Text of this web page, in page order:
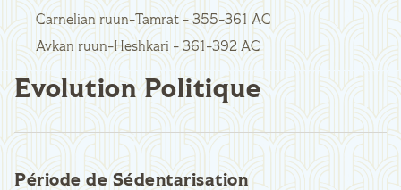
Carnelian ruun-Tamrat - 355-361 AC
Avkan ruun-Heshkari - 361-392 AC
Evolution Politique
Période de Sédentarisation